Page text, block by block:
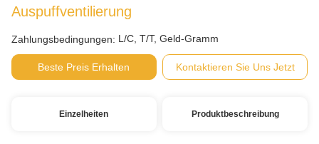
Auspuffventilierung
Zahlungsbedingungen: L/C, T/T, Geld-Gramm
Beste Preis Erhalten Kontaktieren Sie Uns Jetzt
Einzelheiten Produktbeschreibung